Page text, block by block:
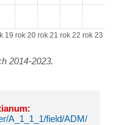
19 rok 20 rok 21 rok 22 rok 23
2014-2023.
A_1_1_1/field/ADM/